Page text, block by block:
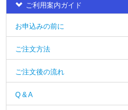
ご利用案内ガイド
お申込みの前に
ご注文方法
ご注文後の流れ
Q & A